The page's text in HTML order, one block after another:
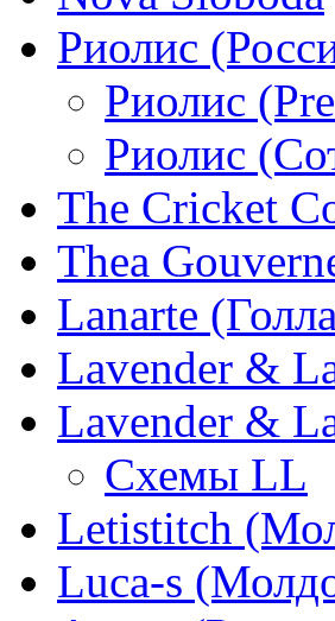
Риолис
Риолис
Риолис
The Cricket
Thea
Lanarte
Lavender &
Lavender &
Схемы LL
Letistitch
Luca-s